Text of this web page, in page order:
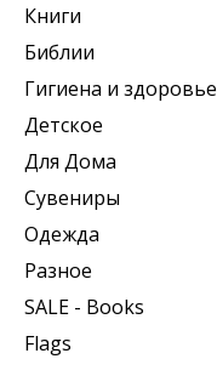
Книги
Библии
Гигиена и здоровье
Детское
Для Дома
Сувениры
Одежда
Разное
SALE - Books
Flags